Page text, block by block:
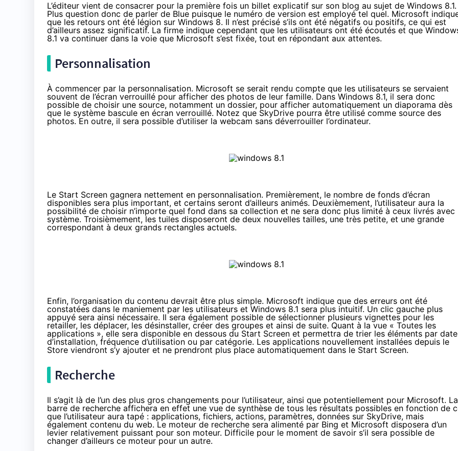
L’éditeur vient de consacrer pour la première fois un billet explicatif sur son blog au sujet de Windows 8.1.
Plus question donc de parler de Blue puisque le numéro de version est employé tel quel. Microsoft
que les retours ont été légion sur Windows 8. Il n’est précisé s’ils ont été négatifs ou positifs, ce qui est
d’ailleurs assez significatif. La firme indique cependant que les utilisateurs ont été écoutés et que
8.1 va continuer dans la voie que Microsoft s’est fixée, tout en répondant aux attentes.
Personnalisation
À commencer par la personnalisation. Microsoft se serait rendu compte que les utilisateurs se servaient
souvent de l’écran verrouillé pour afficher des photos de leur famille. Dans Windows 8.1, il sera donc
possible de choisir une source, notamment un dossier, pour afficher automatiquement un diaporama dès
que le système bascule en écran verrouillé. Notez que SkyDrive pourra être utilisé comme source des
photos. En outre, il sera possible d’utiliser la webcam sans déverrouiller l’ordinateur.
Le Start Screen gagnera nettement en personnalisation. Premièrement, le nombre de fonds d’écran
disponibles sera plus important, et certains seront d’ailleurs animés. Deuxièmement, l’utilisateur aura la
possibilité de choisir n’importe quel fond dans sa collection et ne sera donc plus limité à ceux livrés avec
système. Troisièmement, les tuiles disposeront de deux nouvelles tailles, une très petite, et une grande
correspondant à deux grands rectangles actuels.
Enfin, l’organisation du contenu devrait être plus simple. Microsoft indique que des erreurs ont été
constatées dans le maniement par les utilisateurs et Windows 8.1 sera plus intuitif. Un clic gauche plus
appuyé sera ainsi nécessaire. Il sera également possible de sélectionner plusieurs vignettes pour les
retailler, les déplacer, les désinstaller, créer des groupes et ainsi de suite. Quant à la vue « Toutes les
applications », elle sera disponible en dessous du Start Screen et permettra de trier les éléments par date
d’installation, fréquence d’utilisation ou par catégorie. Les applications nouvellement installées depuis le
Store viendront s’y ajouter et ne prendront plus place automatiquement dans le Start Screen.
Recherche
Il s’agit là de l’un des plus gros changements pour l’utilisateur, ainsi que potentiellement pour Microsoft. La
barre de recherche affichera en effet une vue de synthèse de tous les résultats possibles en fonction de
que l’utilisateur aura tapé : applications, fichiers, actions, paramètres, données sur SkyDrive, mais
également contenu du web. Le moteur de recherche sera alimenté par Bing et Microsoft disposera d’un
levier relativement puissant pour son moteur. Difficile pour le moment de savoir s’il sera possible de
changer d’ailleurs ce moteur pour un autre.